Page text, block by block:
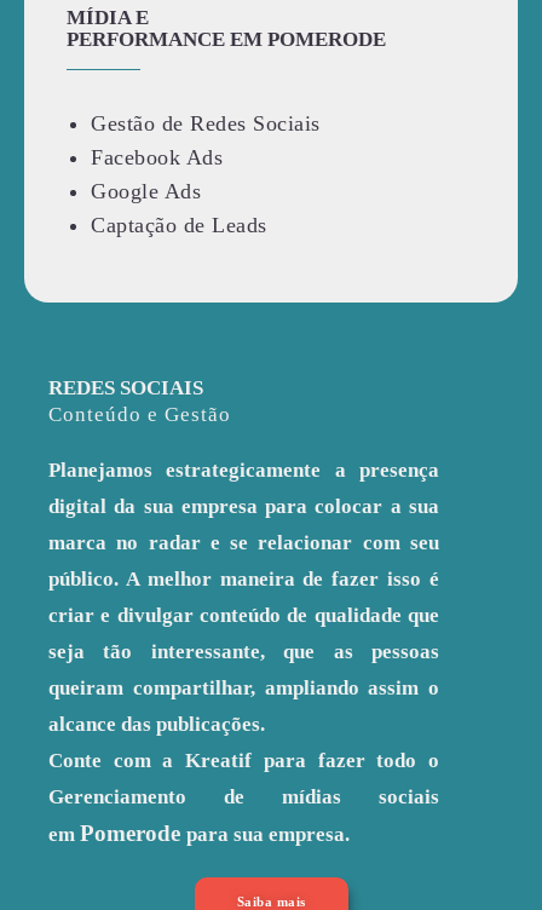
MÍDIA E
PERFORMANCE EM POMERODE
Gestão de Redes Sociais
Facebook Ads
Google Ads
Captação de Leads
REDES SOCIAIS
Conteúdo e Gestão
Planejamos estrategicamente a presença
digital da sua empresa para colocar a sua
marca no radar e se relacionar com seu
público. A melhor maneira de fazer isso é
criar e divulgar conteúdo de qualidade que
seja tão interessante, que as pessoas
queiram compartilhar, ampliando assim o
alcance das publicações.
Conte com a Kreatif para fazer todo o
Gerenciamento de mídias sociais
em Pomerode para sua empresa.
Saiba mais